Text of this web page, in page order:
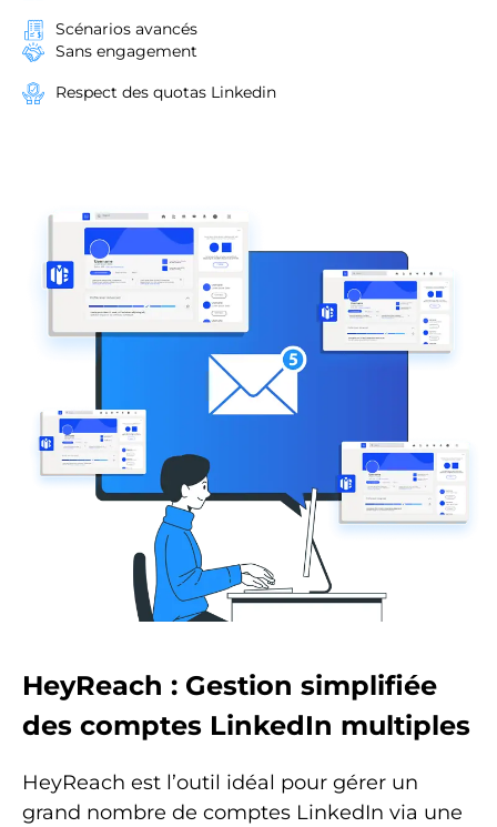
Scénarios avancés
Sans engagement
Respect des quotas Linkedin
HeyReach : Gestion simplifiée
des comptes LinkedIn multiples
HeyReach est l’outil idéal pour gérer un
grand nombre de comptes LinkedIn via une